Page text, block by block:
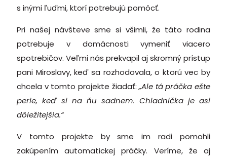
s inými ľuďmi, ktorí potrebujú pomôcť.
Pri našej návšteve sme si všimli, že táto rodina
potrebuje v domácnosti vymeniť viacero
spotrebičov. Veľmi nás prekvapil aj skromný prístup
pani Miroslavy, keď sa rozhodovala, o ktorú vec by
chcela v tomto projekte žiadať:„Ale tá práčka ešte
perie, keď si na ňu sadnem. Chladnička je asi
dôležitejšia.“
V tomto projekte by sme im radi pomohli
zakúpením automatickej práčky. Veríme, že aj